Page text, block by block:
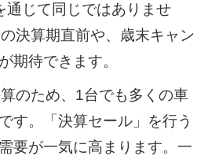
通じて同じではありませ
決算期直前や、歳末キャン
期待できます。
のため、1台でも多くの車
す。「決算セール」を行う
要が一気に高まります。一